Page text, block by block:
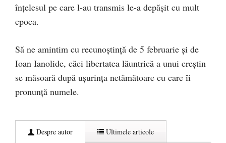
înțelesul pe care l-au transmis le-a depășit cu mult
epoca.
Să ne amintim cu recunoștință de 5 februarie și de
Ioan Ianolide, căci libertatea lăuntrică a unui creștin
se măsoară după ușurința netămătoare cu care îi
pronunță numele.
Despre autor Ultimele articole